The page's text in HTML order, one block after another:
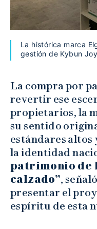
La histórica marca
gestión de Kybun
La compra por
revertir ese
propietarios, la
su sentido
estándares
la identidad
patrimonio de
calzado”,
presentar el
espíritu de esta